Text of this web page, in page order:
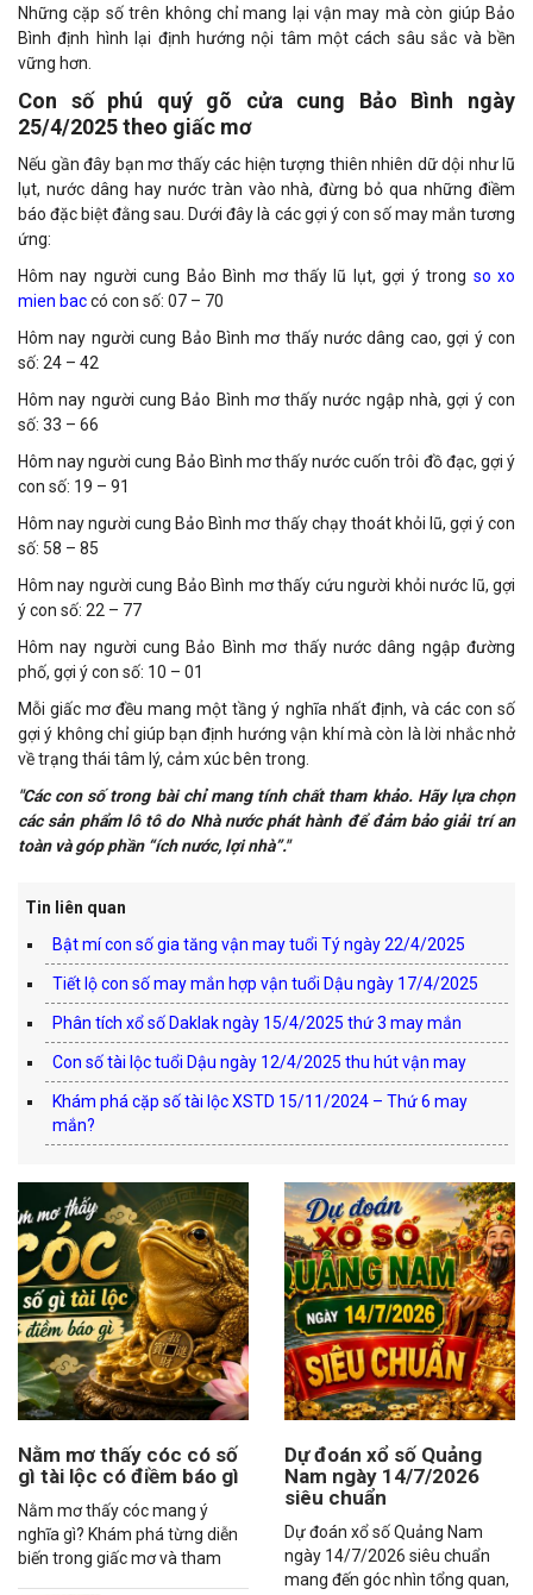
Những cặp số trên không chỉ mang lại vận may mà còn giúp Bảo
Bình định hình lại định hướng nội tâm một cách sâu sắc và bền
vững hơn.
Con số phú quý gõ cửa cung Bảo Bình ngày
25/4/2025 theo giấc mơ
Nếu gần đây bạn mơ thấy các hiện tượng thiên nhiên dữ dội như lũ
lụt, nước dâng hay nước tràn vào nhà, đừng bỏ qua những điềm
báo đặc biệt đằng sau. Dưới đây là các gợi ý con số may mắn tương
ứng:
Hôm nay người cung Bảo Bình mơ thấy lũ lụt, gợi ý trong so xo
mien baccó con số: 07 – 70
Hôm nay người cung Bảo Bình mơ thấy nước dâng cao, gợi ý con
số: 24 – 42
Hôm nay người cung Bảo Bình mơ thấy nước ngập nhà, gợi ý con
số: 33 – 66
Hôm nay người cung Bảo Bình mơ thấy nước cuốn trôi đồ đạc, gợi ý
con số: 19 – 91
Hôm nay người cung Bảo Bình mơ thấy chạy thoát khỏi lũ, gợi ý con
số: 58 – 85
Hôm nay người cung Bảo Bình mơ thấy cứu người khỏi nước lũ, gợi
ý con số: 22 – 77
Hôm nay người cung Bảo Bình mơ thấy nước dâng ngập đường
phố, gợi ý con số: 10 – 01
Mỗi giấc mơ đều mang một tầng ý nghĩa nhất định, và các con số
gợi ý không chỉ giúp bạn định hướng vận khí mà còn là lời nhắc nhở
về trạng thái tâm lý, cảm xúc bên trong.
"Các con số trong bài chỉ mang tính chất tham khảo. Hãy lựa chọn
các sản phẩm lô tô do Nhà nước phát hành để đảm bảo giải trí an
toàn và góp phần “ích nước, lợi nhà”."
Tin liên quan
Bật mí con số gia tăng vận may tuổi Tý ngày 22/4/2025
Tiết lộ con số may mắn hợp vận tuổi Dậu ngày 17/4/2025
Phân tích xổ số Daklak ngày 15/4/2025 thứ 3 may mắn
Con số tài lộc tuổi Dậu ngày 12/4/2025 thu hút vận may
Khám phá cặp số tài lộc XSTD 15/11/2024 – Thứ 6 may
mắn?
Nằm mơ thấy cóc có số
gì tài lộc có điềm báo gì
Nằm mơ thấy cóc mang ý
nghĩa gì? Khám phá từng diễn
biến trong giấc mơ và tham
Dự đoán xổ số Quảng
Nam ngày 14/7/2026
siêu chuẩn
Dự đoán xổ số Quảng Nam
ngày 14/7/2026 siêu chuẩn
mang đến góc nhìn tổng quan,